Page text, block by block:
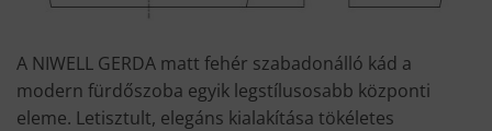
A NIWELL GERDA matt fehér szabadonálló kád a
modern fürdőszoba egyik legstílusosabb központi
eleme. Letisztult, elegáns kialakítása tökéletes